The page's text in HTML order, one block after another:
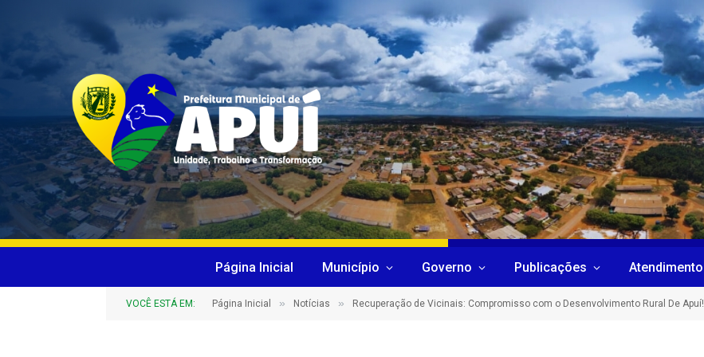
Página Inicial Município Governo Publicações Atendimento
VOCÊ ESTÁ EM: Página Inicial » Notícias » Recuperação de Vicinais: Compromisso com o Desenvolvimento Rural De Apuí!